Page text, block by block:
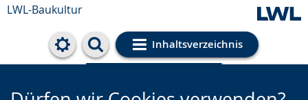
LWL-Baukultur
Inhaltsverzeichnis
Cookie-Einstellungen